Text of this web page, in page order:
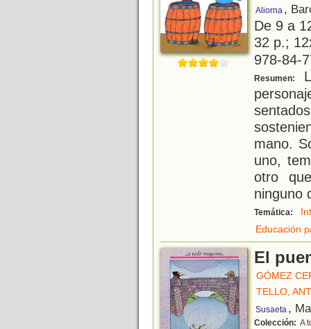
Aliorna ,
De 9 a
32 p.;
978-84-
Resumen:
mano.
uno,
otro
ninguno
Temática:
Educación
El
GÓMEZ
TELLO,
Susaeta ,
Colección: A